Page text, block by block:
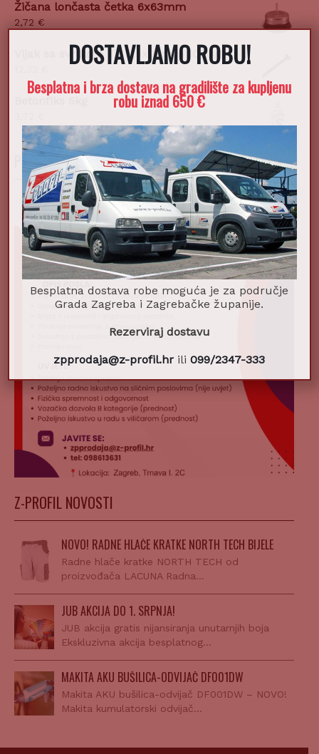
Žičana lončasta četka 6x63mm
2,72 €
Vijak sa svrdlom TB 3,5x25mm 1000/1
POSTANI DIO NAŠEG TIMA!
Z-PROFIL NOVOSTI
NOVO! RADNE HLAČE KRATKE NORTH TECH BIJELE
Radne hlače kratke NORTH TECH od
proizvođača LACUNA Radna…
JUB AKCIJA DO 1. SRPNJA!
JUB akcija gratis nijansiranja unutarnjih boja
Ekskluzivna akcija besplatnog…
MAKITA AKU BUŠILICA-ODVIJAČ DF001DW
Makita AKU bušilica-odvijač DF001DW – NOVO!
Makita kumulatorski odvijač…
DOSTAVLJAMO ROBU!
Besplatna i brza dostava na gradilište za kupljenu
robu iznad 650 €
Besplatna dostava robe moguća je za područje
Grada Zagreba i Zagrebačke županije.
Rezerviraj dostavu
zpprodaja@z-profil.hr ili099/2347-333